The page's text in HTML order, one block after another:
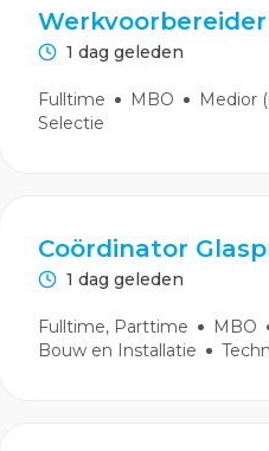
1 dag geleden
Fulltime MBO Medior
Selectie
Coördinator
1 dag geleden
Fulltime, Parttime MBO
Bouw en Installatie